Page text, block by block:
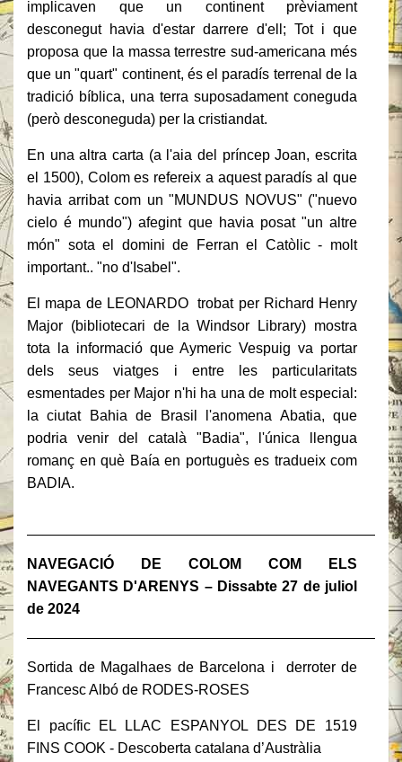
implicaven que un continent prèviament
desconegut havia d'estar darrere d'ell; Tot i que
proposa que la massa terrestre sud-americana més
que un "quart" continent, és el paradís terrenal de la
tradició bíblica, una terra suposadament coneguda
(però desconeguda) per la cristiandat.
En una altra carta (a l'aia del príncep Joan, escrita
el 1500), Colom es refereix a aquest paradís al que
havia arribat com un "MUNDUS NOVUS" ("nuevo
cielo é mundo") afegint que havia posat "un altre
món" sota el domini de Ferran el Catòlic - molt
important.. "no d'Isabel".
El mapa de LEONARDO trobat per Richard Henry
Major (bibliotecari de la Windsor Library) mostra
tota la informació que Aymeric Vespuig va portar
dels seus viatges i entre les particularitats
esmentades per Major n'hi ha una de molt especial:
la ciutat Bahia de Brasil l'anomena Abatia, que
podria venir del català "Badia", l'única llengua
romanç en què Baía en portuguès es tradueix com
BADIA.
NAVEGACIÓ DE COLOM COM ELS
NAVEGANTS D'ARENYS – Dissabte 27 de juliol
de 2024
Sortida de Magalhaes de Barcelona i derroter de
Francesc Albó de RODES-ROSES
El pacífic EL LLAC ESPANYOL DES DE 1519
FINS COOK - Descoberta catalana d’Austràlia